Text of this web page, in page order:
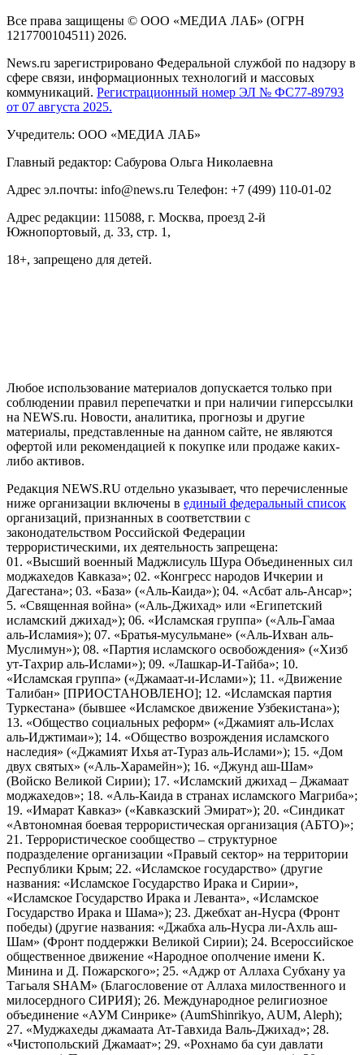
Все права защищены © ООО «МЕДИА ЛАБ» (ОГРН
1217700104511) 2026.
News.ru зарегистрировано Федеральной службой по надзору в
сфере связи, информационных технологий и массовых
коммуникаций. Регистрационный номер ЭЛ № ФС77-89793
от 07 августа 2025.
Учредитель: ООО «МЕДИА ЛАБ»
Главный редактор: Сабурова Ольга Николаевна
Адрес эл.почты: info@news.ru Телефон: +7 (499) 110-01-02
Адрес редакции: 115088, г. Москва, проезд 2-й
Южнопортовый, д. 33, стр. 1,
18+, запрещено для детей.
Любое использование материалов допускается только при
соблюдении правил перепечатки и при наличии гиперссылки
на NEWS.ru. Новости, аналитика, прогнозы и другие
материалы, представленные на данном сайте, не являются
офертой или рекомендацией к покупке или продаже каких-
либо активов.
Редакция NEWS.RU отдельно указывает, что перечисленные
ниже организации включены в единый федеральный список
организаций, признанных в соответствии с
законодательством Российской Федерации
террористическими, их деятельность запрещена:
01. «Высший военный Маджлисуль Шура Объединенных сил
моджахедов Кавказа»; 02. «Конгресс народов Ичкерии и
Дагестана»; 03. «База» («Аль-Каида»); 04. «Асбат аль-Ансар»;
5. «Священная война» («Аль-Джихад» или «Египетский
исламский джихад»); 06. «Исламская группа» («Аль-Гамаа
аль-Исламия»); 07. «Братья-мусульмане» («Аль-Ихван аль-
Муслимун»); 08. «Партия исламского освобождения» («Хизб
ут-Тахрир аль-Ислами»); 09. «Лашкар-И-Тайба»; 10.
«Исламская группа» («Джамаат-и-Ислами»); 11. «Движение
Талибан» [ПРИОСТАНОВЛЕНО]; 12. «Исламская партия
Туркестана» (бывшее «Исламское движение Узбекистана»);
13. «Общество социальных реформ» («Джамият аль-Ислах
аль-Иджтимаи»); 14. «Общество возрождения исламского
наследия» («Джамият Ихья ат-Тураз аль-Ислами»); 15. «Дом
двух святых» («Аль-Харамейн»); 16. «Джунд аш-Шам»
(Войско Великой Сирии); 17. «Исламский джихад – Джамаат
моджахедов»; 18. «Аль-Каида в странах исламского Магриба»;
19. «Имарат Кавказ» («Кавказский Эмират»); 20. «Синдикат
«Автономная боевая террористическая организация (АБТО)»;
21. Террористическое сообщество – структурное
подразделение организации «Правый сектор» на территории
Республики Крым; 22. «Исламское государство» (другие
названия: «Исламское Государство Ирака и Сирии»,
«Исламское Государство Ирака и Леванта», «Исламское
Государство Ирака и Шама»); 23. Джебхат ан-Нусра (Фронт
победы) (другие названия: «Джабха аль-Нусра ли-Ахль аш-
Шам» (Фронт поддержки Великой Сирии); 24. Всероссийское
общественное движение «Народное ополчение имени К.
Минина и Д. Пожарского»; 25. «Аджр от Аллаха Субхану уа
Тагьаля SHAM» (Благословение от Аллаха милоственного и
милосердного СИРИЯ); 26. Международное религиозное
объединение «АУМ Синрике» (AumShinrikyo, AUM, Aleph);
27. «Муджахеды джамаата Ат-Тавхида Валь-Джихад»; 28.
«Чистопольский Джамаат»; 29. «Рохнамо ба суи давлати